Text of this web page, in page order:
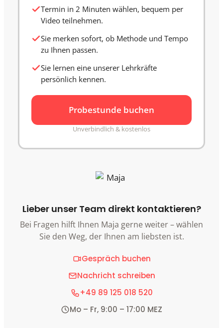
Termin in 2 Minuten wählen, bequem per
Video teilnehmen.
Sie merken sofort, ob Methode und Tempo
zu Ihnen passen.
Sie lernen eine unserer Lehrkräfte
persönlich kennen.
Probestunde buchen
Unverbindlich & kostenlos
Lieber unser Team direkt kontaktieren?
Bei Fragen hilft Ihnen Maja gerne weiter – wählen
Sie den Weg, der Ihnen am liebsten ist.
Gespräch buchen
Nachricht schreiben
+49 89 125 018 520
Mo – Fr, 9:00 – 17:00 MEZ